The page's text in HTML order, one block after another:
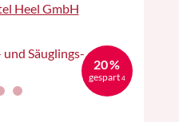
Heel GmbH
20 %
gespart 4